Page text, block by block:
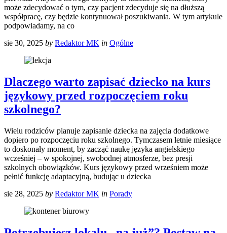
może zdecydować o tym, czy pacjent zdecyduje się na dłuższą
współpracę, czy będzie kontynuował poszukiwania. W tym artykule
podpowiadamy, na co
sie 30, 2025 by Redaktor MK in Ogólne
Dlaczego warto zapisać dziecko na kurs
językowy przed rozpoczęciem roku
szkolnego?
Wielu rodziców planuje zapisanie dziecka na zajęcia dodatkowe
dopiero po rozpoczęciu roku szkolnego. Tymczasem letnie miesiące
to doskonały moment, by zacząć naukę języka angielskiego
wcześniej – w spokojnej, swobodnej atmosferze, bez presji
szkolnych obowiązków. Kurs językowy przed wrześniem może
pełnić funkcję adaptacyjną, budując u dziecka
sie 28, 2025 by Redaktor MK in Porady